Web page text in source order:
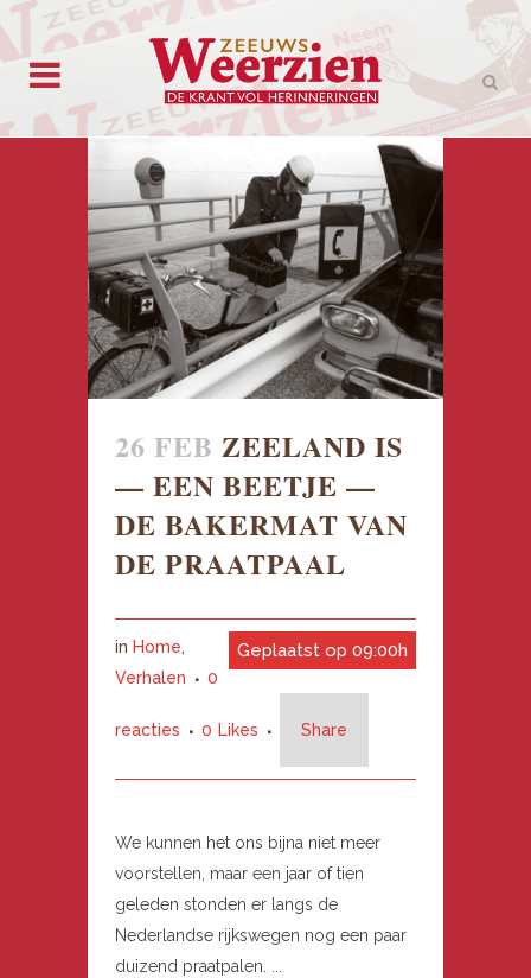
26 FEB ZEELAND IS
— EEN BEETJE —
DE BAKERMAT VAN
DE PRAATPAAL
Geplaatst op 09:00h
in Home,
Verhalen
0
reacties 0 Likes Share
We kunnen het ons bijna niet meer
voorstellen, maar een jaar of tien
geleden stonden er langs de
Nederlandse rijkswegen nog een paar
duizend praatpalen. ...